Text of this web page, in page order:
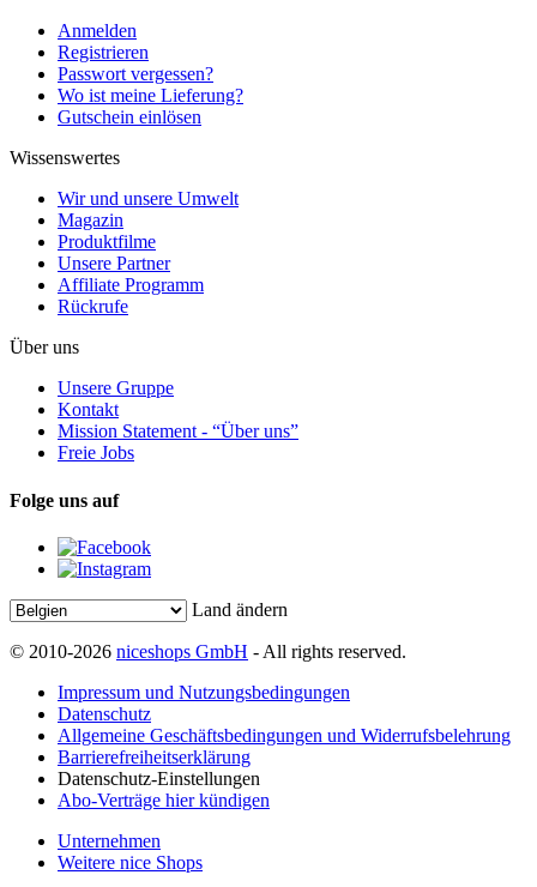
Anmelden
Registrieren
Passwort vergessen?
Wo ist meine Lieferung?
Gutschein einlösen
Wissenswertes
Wir und unsere Umwelt
Magazin
Produktfilme
Unsere Partner
Affiliate Programm
Rückrufe
Über uns
Unsere Gruppe
Kontakt
Mission Statement - “Über uns”
Freie Jobs
Folge uns auf
Land ändern
© 2010-2026 niceshops GmbH - All rights reserved.
Impressum und Nutzungsbedingungen
Datenschutz
Allgemeine Geschäftsbedingungen und Widerrufsbelehrung
Barrierefreiheitserklärung
Datenschutz-Einstellungen
Abo-Verträge hier kündigen
Unternehmen
Weitere nice Shops